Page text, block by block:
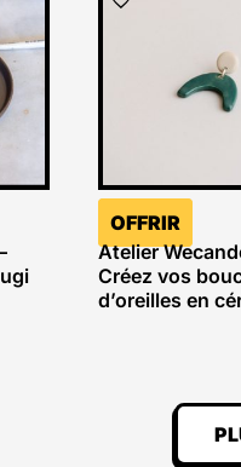
OFFRIR
Atelier
Créez vos
d’oreilles en